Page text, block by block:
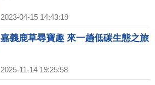
2023-04-15 14:43:19
嘉義鹿草尋寶趣 來一趟低碳生態之旅
2025-11-14 19:25:58